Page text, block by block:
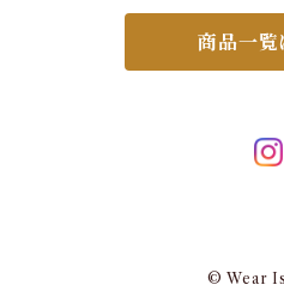
商品一覧
© Wear